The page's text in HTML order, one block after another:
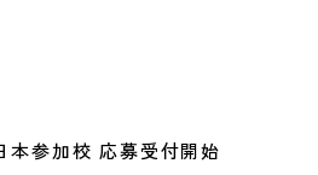
参加校 応募受付開始